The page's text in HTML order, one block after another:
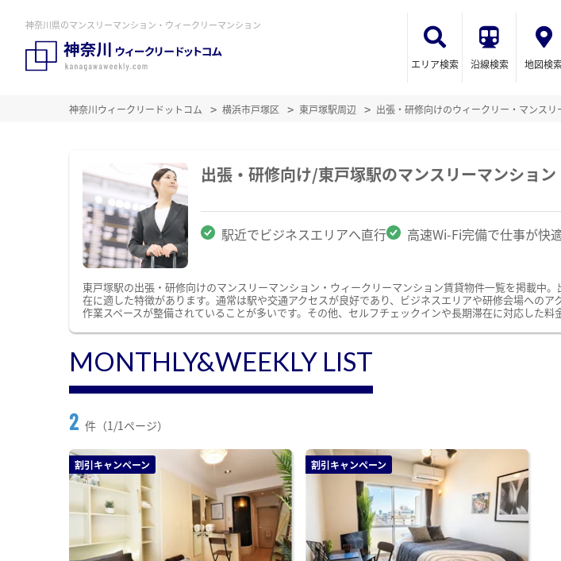
神奈川県のマンスリーマンション・ウィークリーマンション
エリア検索 沿線検索 地図検
神奈川ウィークリードットコム 横浜市戸塚区 東戸塚駅周辺 出張・研修向けのウィークリー・マンス
出張・研修向け/東戸塚駅のマンスリーマンショ
駅近でビジネスエリアへ直行 高速Wi-Fi完備で仕事が快
東戸塚駅の出張・研修向けのマンスリーマンション・ウィークリーマンション賃貸物件一覧を掲載中
在に適した特徴があります。通常は駅や交通アクセスが良好であり、ビジネスエリアや研修会場への
作業スペースが整備されていることが多いです。その他、セルフチェックインや長期滞在に対応した
MONTHLY&WEEKLY LIST
2 件（1/1ページ）
割引キャンペーン 割引キャンペーン